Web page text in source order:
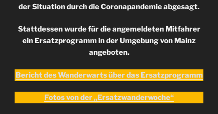
der Situation durch die Coronapandemie abgesagt.
Stattdessen wurde für die angemeldeten Mitfahrer
ein Ersatzprogramm in der Umgebung von Mainz
angeboten.
Bericht des Wanderwarts über das Ersatzprogramm
Fotos von der „Ersatzwanderwoche“